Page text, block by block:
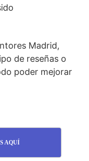
Madrid,
de reseñas o
poder mejorar
AQUÍ